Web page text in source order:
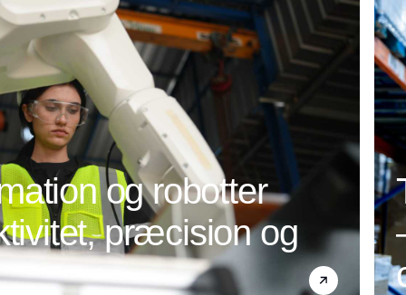
og robotter
præcision og